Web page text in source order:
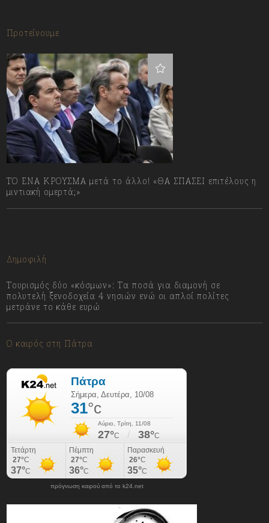
Προτείνουμε
ΤΟ ΕΝΑ ΚΡΟΥΣΜΑ μετά το άλλο! «ΘΑ ΣΠΑΣΕΙ επιτέλους η
μιντιακή ομερτά;»
Δημοφιλή
Τουρισμός δύο «κόσμων»: Τα ποσά για διαμονή σε
πολυτελή ξενοδοχεία 4 νησιών ενώ οι απλοί πολίτες
μετράνε το κάθε ευρώ
Ο καιρός στη Πάτρα
πρόγνωση καιρού από το k24.net